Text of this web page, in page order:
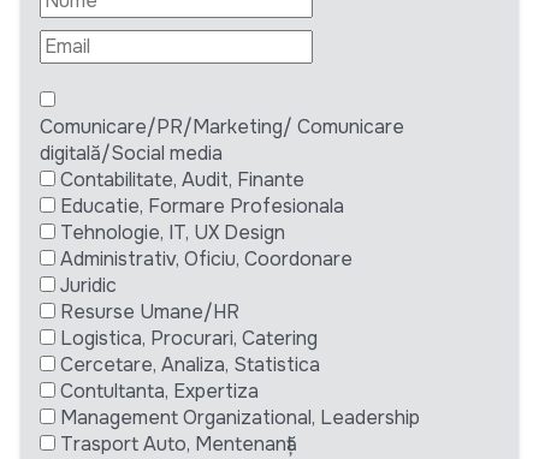
Comunicare/PR/Marketing/ Comunicare
digitală/Social media
Contabilitate, Audit, Finante
Educatie, Formare Profesionala
Tehnologie, IT, UX Design
Administrativ, Oficiu, Coordonare
Juridic
Resurse Umane/HR
Logistica, Procurari, Catering
Cercetare, Analiza, Statistica
Contultanta, Expertiza
Management Organizational, Leadership
Trasport Auto, Mentenanță